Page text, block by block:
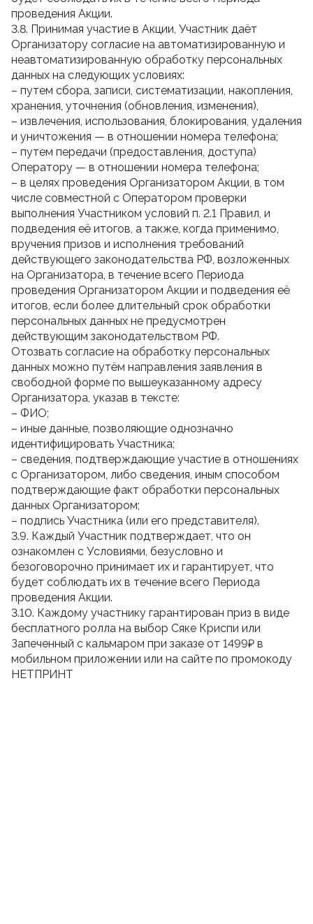
проведения Акции.
3.8. Принимая участие в Акции, Участник даёт
Организатору согласие на автоматизированную и
неавтоматизированную обработку персональных
данных на следующих условиях:
– путем сбора, записи, систематизации, накопления,
хранения, уточнения (обновления, изменения),
– извлечения, использования, блокирования, удаления
и уничтожения — в отношении номера телефона;
– путем передачи (предоставления, доступа)
Оператору — в отношении номера телефона;
– в целях проведения Организатором Акции, в том
числе совместной с Оператором проверки
выполнения Участником условий п. 2.1 Правил, и
подведения её итогов, а также, когда применимо,
вручения призов и исполнения требований
действующего законодательства РФ, возложенных
на Организатора, в течение всего Периода
проведения Организатором Акции и подведения её
итогов, если более длительный срок обработки
персональных данных не предусмотрен
действующим законодательством РФ.
Отозвать согласие на обработку персональных
данных можно путём направления заявления в
свободной форме по вышеуказанному адресу
Организатора, указав в тексте:
– ФИО;
– иные данные, позволяющие однозначно
идентифицировать Участника;
– сведения, подтверждающие участие в отношениях
с Организатором, либо сведения, иным способом
подтверждающие факт обработки персональных
данных Организатором;
– подпись Участника (или его представителя).
3.9. Каждый Участник подтверждает, что он
ознакомлен с Условиями, безусловно и
безоговорочно принимает их и гарантирует, что
будет соблюдать их в течение всего Периода
проведения Акции.
3.10. Каждому участнику гарантирован приз в виде
бесплатного ролла на выбор Сяке Криспи или
Запеченный с кальмаром при заказе от 1499₽ в
мобильном приложении или на сайте по промокоду
НЕТПРИНТ